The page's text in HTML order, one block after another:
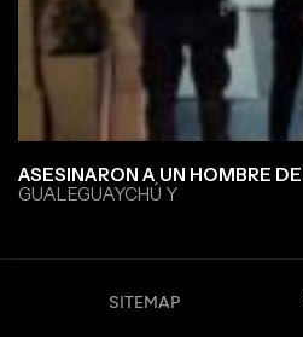
ASESINARON A UN HOMBRE DE
GUALEGUAYCHÚ Y
SITEMAP